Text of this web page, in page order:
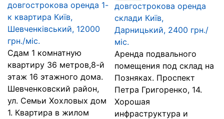
довгострокова оренда 1-
к квартира Київ,
Шевченківський, 12000
грн./міс.
Сдам 1 комнатную
квартиру 36 метров,8-й
этаж 16 этажного дома.
Шевченковский район,
ул. Семьи Хохловых дом
1. Квартира в жилом
довгострокова оренда
склади Київ,
Дарницький, 2400 грн./
міс.
Аренда подвального
помещения под склад на
Позняках. Проспект
Петра Григоренко, 14.
Хорошая
инфраструктура и